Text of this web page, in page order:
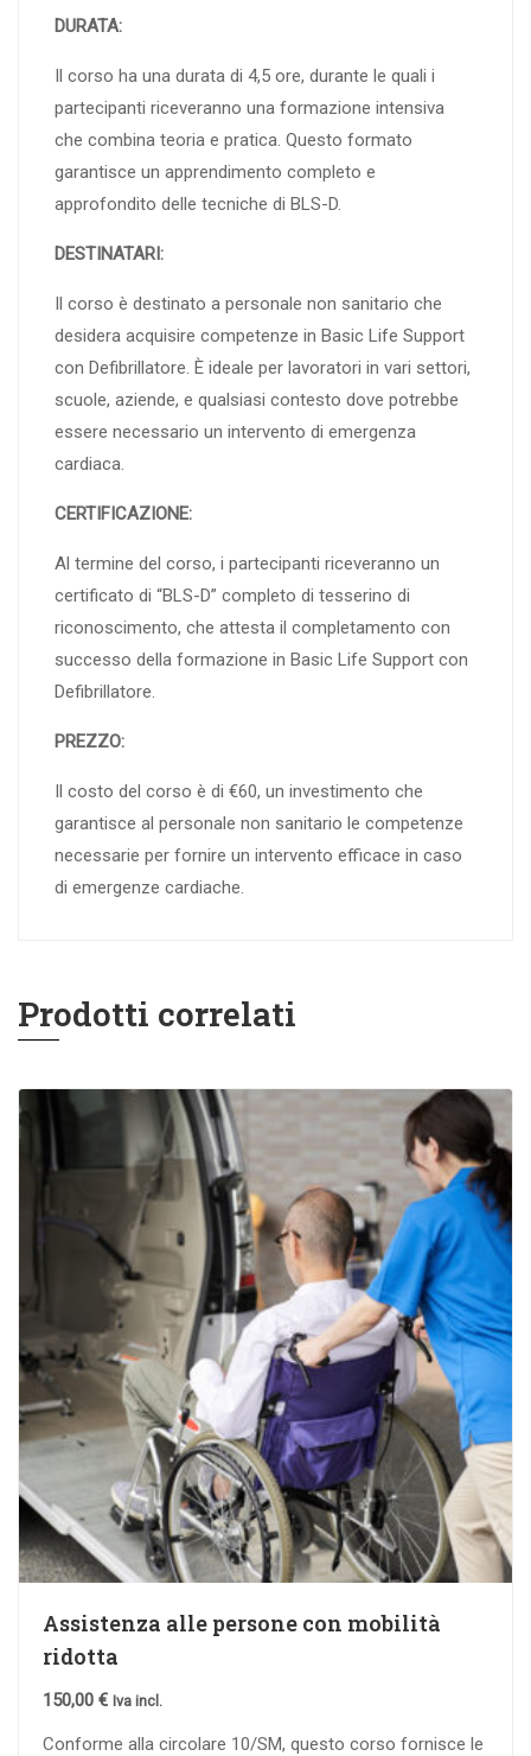
DURATA:
Il corso ha una durata di 4,5 ore, durante le quali i
partecipanti riceveranno una formazione intensiva
che combina teoria e pratica. Questo formato
garantisce un apprendimento completo e
approfondito delle tecniche di BLS-D.
DESTINATARI:
Il corso è destinato a personale non sanitario che
desidera acquisire competenze in Basic Life Support
con Defibrillatore. È ideale per lavoratori in vari settori,
scuole, aziende, e qualsiasi contesto dove potrebbe
essere necessario un intervento di emergenza
cardiaca.
CERTIFICAZIONE:
Al termine del corso, i partecipanti riceveranno un
certificato di “BLS-D” completo di tesserino di
riconoscimento, che attesta il completamento con
successo della formazione in Basic Life Support con
Defibrillatore.
PREZZO:
Il costo del corso è di €60, un investimento che
garantisce al personale non sanitario le competenze
necessarie per fornire un intervento efficace in caso
di emergenze cardiache.
Prodotti correlati
Assistenza alle persone con mobilità
ridotta
150,00 € Iva incl.
Conforme alla circolare 10/SM, questo corso fornisce le